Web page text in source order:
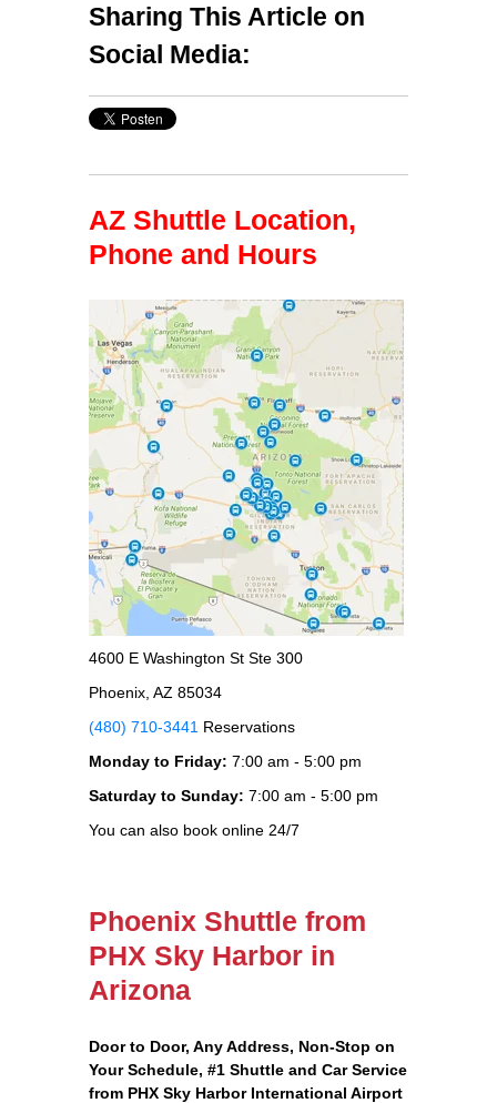
Sharing This Article on
Social Media:
AZ Shuttle Location,
Phone and Hours
4600 E Washington St Ste 300
Phoenix, AZ 85034
(480) 710-3441 Reservations
Monday to Friday: 7:00 am - 5:00 pm
Saturday to Sunday: 7:00 am - 5:00 pm
You can also book online 24/7
Phoenix Shuttle from
PHX Sky Harbor in
Arizona
Door to Door, Any Address, Non-Stop on
Your Schedule, #1 Shuttle and Car Service
from PHX Sky Harbor International Airport